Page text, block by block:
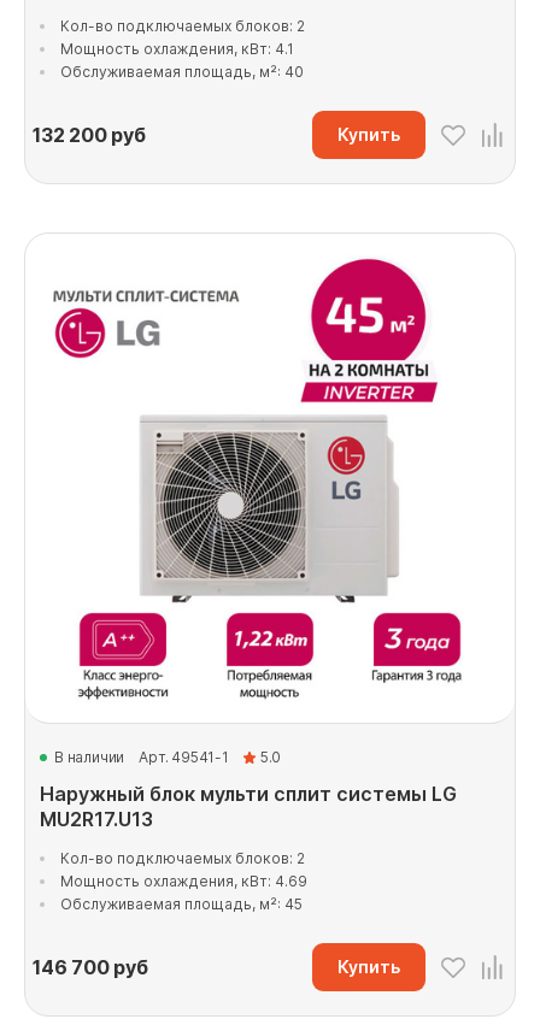
Кол-во подключаемых блоков: 2
Мощность охлаждения, кВт: 4.1
Обслуживаемая площадь, м²: 40
132 200руб Купить
В наличии Арт. 49541-1 5.0
Наружный блок мульти сплит системы LG
MU2R17.U13
Кол-во подключаемых блоков: 2
Мощность охлаждения, кВт: 4.69
Обслуживаемая площадь, м²: 45
146 700руб Купить